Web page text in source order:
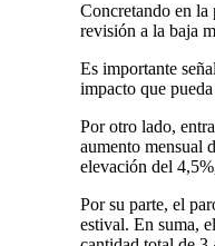
Concretando en la
revisión a la baja
Es importante
impacto que
Por otro lado,
aumento mensual
elevación del
Por su parte, el
estival. En suma,